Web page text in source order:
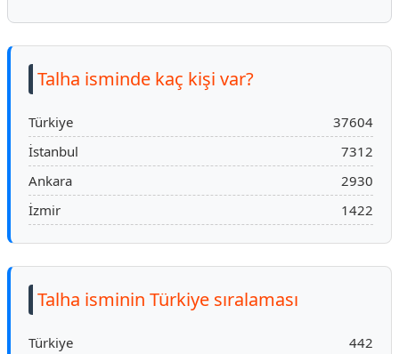
Talha isminde kaç kişi var?
Türkiye
37604
İstanbul
7312
Ankara
2930
İzmir
1422
Talha isminin Türkiye sıralaması
Türkiye 442